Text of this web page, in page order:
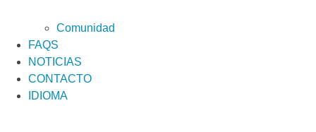
Comunidad
FAQS
NOTICIAS
CONTACTO
IDIOMA